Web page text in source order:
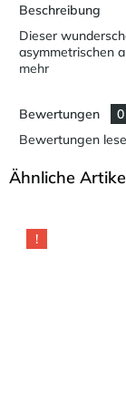
Beschreibung
Dieser
asymmetrischen
mehr
Bewertungen
0
Bewertungen
Ähnliche
!